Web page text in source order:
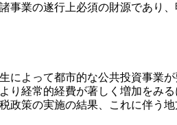
事業の遂行上必須の財源であり
によって都市的な公共投資事業が
り経常的経費が著しく増加をみる
政策の実施の結果、これに伴う